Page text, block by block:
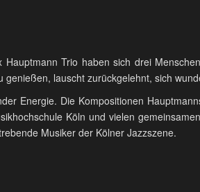
Hauptmann Trio haben sich drei
genießen, lauscht zurückgelehnt, sich
Energie. Die Kompositionen
Köln und vielen
Musiker der Kölner Jazzszene.